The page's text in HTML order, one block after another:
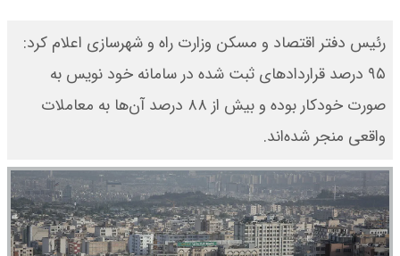
رئیس دفتر اقتصاد و مسکن وزارت راه و شهرسازی اعلام کرد:
۹۵ درصد قراردادهای ثبت شده در سامانه خود نویس به
صورت خودکار بوده و بیش از ۸۸ درصد آن‌ها به معاملات
واقعی منجر شده‌اند.